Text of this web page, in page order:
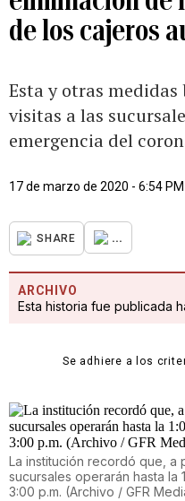
de los cajeros
Esta y otras
visitas a las
emergencia del
17 de marzo de 2020 - 6:54 PM
SHARE ...
ARCHIVO
Esta historia fue publicada
Se adhiere a los
La institución recordó que, a
sucursales operarán hasta la
3:00 p.m. (Archivo / GFR